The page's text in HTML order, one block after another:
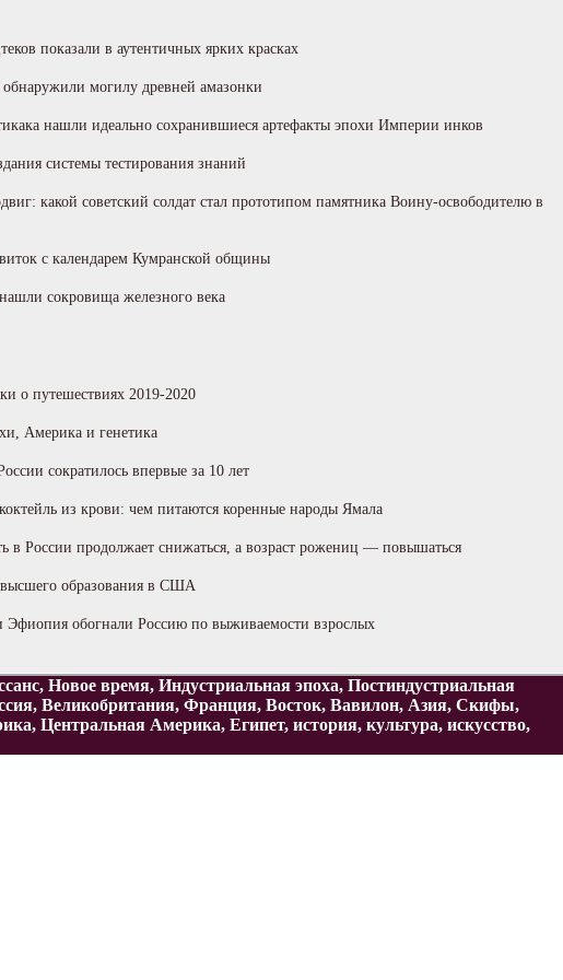
показали в аутентичных ярких красках
могилу древней амазонки
нашли идеально сохранившиеся артефакты эпохи Империи инков
системы тестирования знаний
какой советский солдат стал прототипом памятника Воину-освободителю в
с календарем Кумранской общины
сокровища железного века
о путешествиях 2019-2020
Америка и генетика
сократилось впервые за 10 лет
из крови: чем питаются коренные народы Ямала
в России продолжает снижаться, а возраст рожениц — повышаться
образования в США
Эфиопия обогнали Россию по выживаемости взрослых
Новое время, Индустриальная эпоха, Постиндустриальная
Великобритания, Франция, Восток, Вавилон, Азия, Скифы,
Америка, Египет, история, культура, искусство,